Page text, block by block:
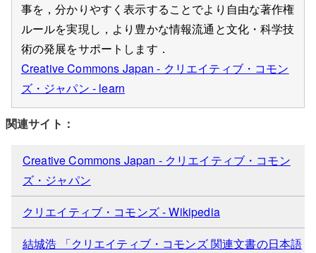
事を，分かりやすく表示することでより自由な著作権
ルールを実現し，より豊かな情報流通と文化・科学技
術の発展をサポートします．
Creative Commons Japan - クリエイティブ・コモン
ズ・ジャパン - learn
関連サイト：
Creative Commons Japan - クリエイティブ・コモン
ズ・ジャパン
クリエイティブ・コモンズ - Wikipedia
結城浩 「クリエイティブ・コモンズ 関連文書の日本語